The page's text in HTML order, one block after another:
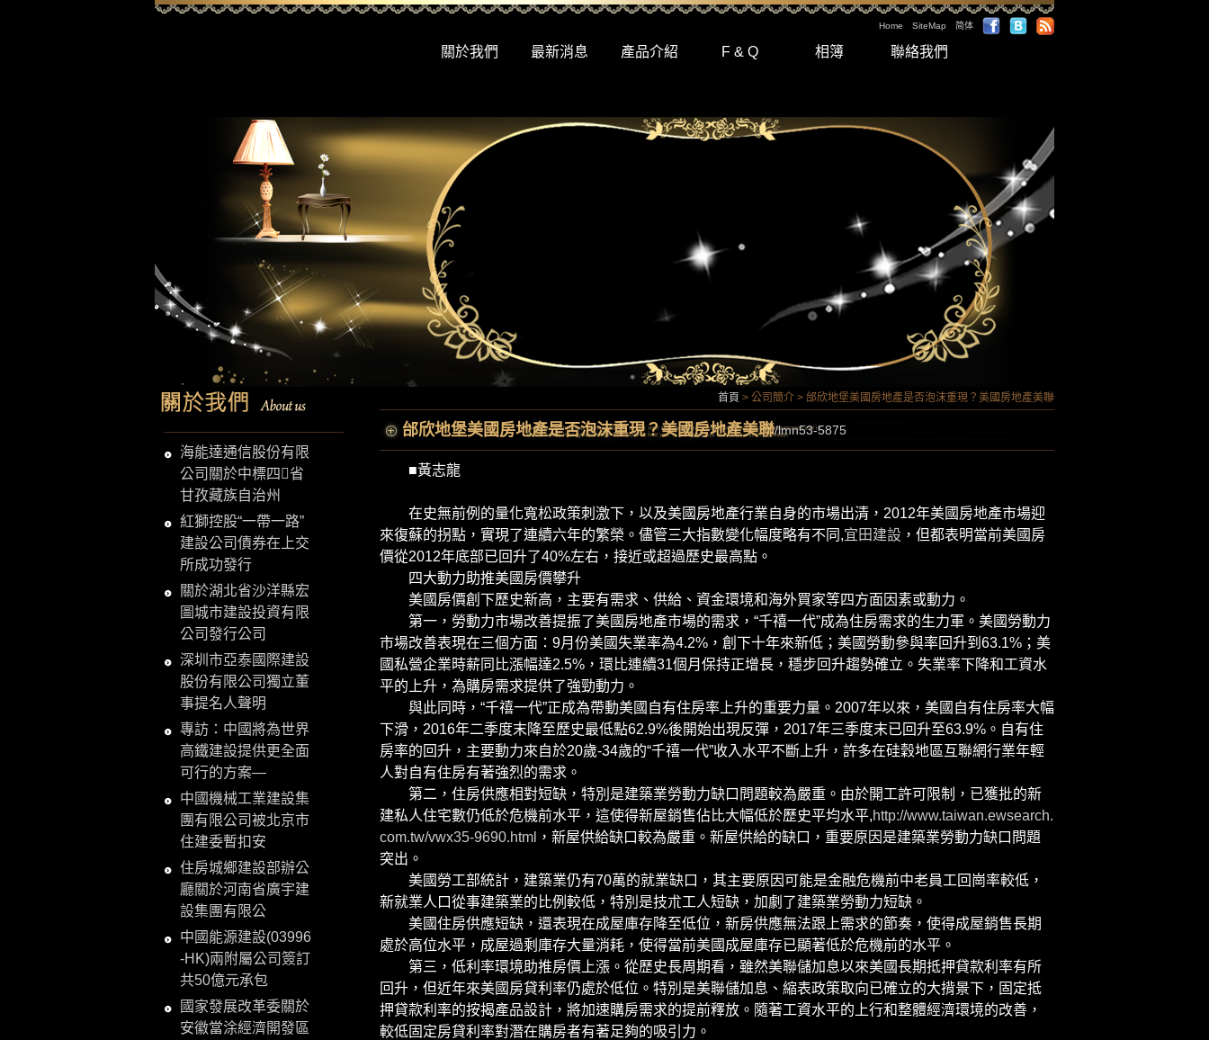
Home SiteMap 简体
關於我們 最新消息 產品介紹 F & Q 相簿 聯絡我們
海能達通信股份有限
公司關於中標四省
甘孜藏族自治州
紅獅控股“一帶一路”
建設公司債券在上交
所成功發行
關於湖北省沙洋縣宏
圖城市建設投資有限
公司發行公司
深圳市亞泰國際建設
股份有限公司獨立董
事提名人聲明
專訪：中國將為世界
高鐵建設提供更全面
可行的方案—
中國機械工業建設集
團有限公司被北京市
住建委暫扣安
住房城鄉建設部辦公
廳關於河南省廣宇建
設集團有限公
中國能源建設(03996
-HK)兩附屬公司簽訂
共50億元承包
國家發展改革委關於
安徽當涂經濟開發區
首頁 > 公司簡介 > 邰欣地堡美國房地產是否泡沫重現？美國房地產美聯
邰欣地堡美國房地產是否泡沫重現？美國房地產美聯/lmn53-5875
■黃志龍
在史無前例的量化寬松政策刺激下，以及美國房地產行業自身的市場出清，2012年美國房地產市場迎
來復蘇的拐點，實現了連續六年的繁榮。儘管三大指數變化幅度略有不同,宜田建設 ，但都表明當前美國房
價從2012年底部已回升了40%左右，接近或超過歷史最高點。
四大動力助推美國房價攀升
美國房價創下歷史新高，主要有需求、供給、資金環境和海外買家等四方面因素或動力。
第一，勞動力市場改善提振了美國房地產市場的需求，“千禧一代”成為住房需求的生力軍。美國勞動力
市場改善表現在三個方面：9月份美國失業率為4.2%，創下十年來新低；美國勞動參與率回升到63.1%；美
國私營企業時薪同比漲幅達2.5%，環比連續31個月保持正增長，穩步回升趨勢確立。失業率下降和工資水
平的上升，為購房需求提供了強勁動力。
與此同時，“千禧一代”正成為帶動美國自有住房率上升的重要力量。2007年以來，美國自有住房率大幅
下滑，2016年二季度末降至歷史最低點62.9%後開始出現反彈，2017年三季度末已回升至63.9%。自有住
房率的回升，主要動力來自於20歲-34歲的“千禧一代”收入水平不斷上升，許多在硅穀地區互聯網行業年輕
人對自有住房有著強烈的需求。
第二，住房供應相對短缺，特別是建築業勞動力缺口問題較為嚴重。由於開工許可限制，已獲批的新
建私人住宅數仍低於危機前水平，這使得新屋銷售佔比大幅低於歷史平均水平,http://www.taiwan.ewsearch.
com.tw/vwx35-9690.html ，新屋供給缺口較為嚴重。新屋供給的缺口，重要原因是建築業勞動力缺口問題
突出。
美國勞工部統計，建築業仍有70萬的就業缺口，其主要原因可能是金融危機前中老員工回崗率較低，
新就業人口從事建築業的比例較低，特別是技朮工人短缺，加劇了建築業勞動力短缺。
美國住房供應短缺，還表現在成屋庫存降至低位，新房供應無法跟上需求的節奏，使得成屋銷售長期
處於高位水平，成屋過剩庫存大量消耗，使得當前美國成屋庫存已顯著低於危機前的水平。
第三，低利率環境助推房價上漲。從歷史長周期看，雖然美聯儲加息以來美國長期抵押貸款利率有所
回升，但近年來美國房貸利率仍處於低位。特別是美聯儲加息、縮表政策取向已確立的大揹景下，固定抵
押貸款利率的按揭產品設計，將加速購房需求的提前釋放。隨著工資水平的上行和整體經濟環境的改善，
較低固定房貸利率對潛在購房者有著足夠的吸引力。